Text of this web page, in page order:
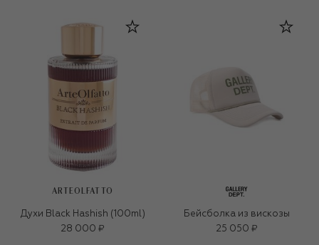
ARTEOLFATTO
Духи Black Hashish (100ml)
28 000 ₽
Бейсболка из вискозы
25 050 ₽